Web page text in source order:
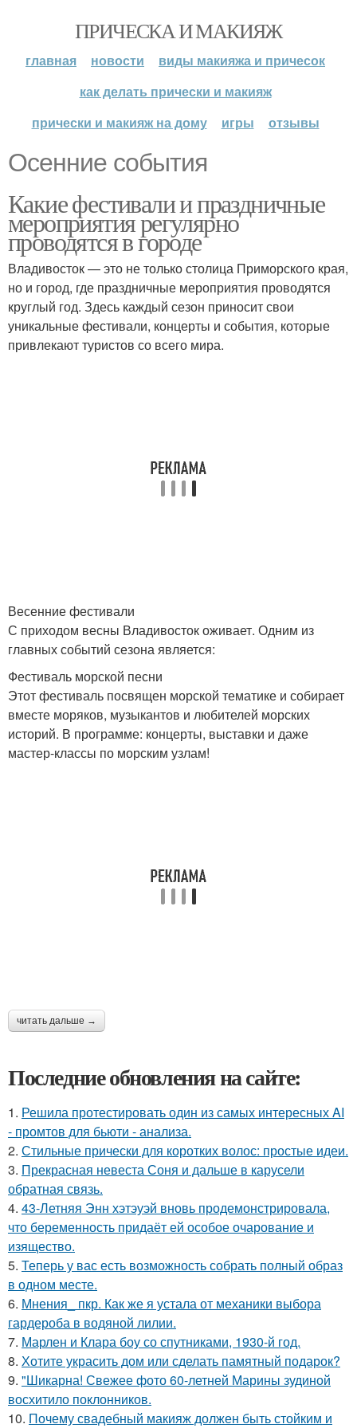
ПРИЧЕСКА И МАКИЯЖ
главная новости
виды макияжа и причесок
как делать прически и макияж
прически и макияж на дому
игры отзывы
Осенние события
Какие фестивали и праздничные
мероприятия регулярно
проводятся в городе
Владивосток — это не только столица Приморского края,
но и город, где праздничные мероприятия проводятся
круглый год. Здесь каждый сезон приносит свои
уникальные фестивали, концерты и события, которые
привлекают туристов со всего мира.
Весенние фестивали
С приходом весны Владивосток оживает. Одним из
главных событий сезона является:
Фестиваль морской песни
Этот фестиваль посвящен морской тематике и собирает
вместе моряков, музыкантов и любителей морских
историй. В программе: концерты, выставки и даже
мастер-классы по морским узлам!
читать дальше →
Последние обновления на сайте:
1. Решила протестировать один из самых интересных AI
- промтов для бьюти - анализа.
2. Стильные прически для коротких волос: простые идеи.
3. Прекрасная невеста Соня и дальше в карусели
обратная связь.
4. 43-Летняя Энн хэтэуэй вновь продемонстрировала,
что беременность придаёт ей особое очарование и
изящество.
5. Теперь у вас есть возможность собрать полный образ
в одном месте.
6. Мнения_ пкр. Как же я устала от механики выбора
гардероба в водяной лилии.
7. Марлен и Клара боу со спутниками, 1930-й год.
8. Хотите украсить дом или сделать памятный подарок?
9. "Шикарна! Свежее фото 60-летней Марины зудиной
восхитило поклонников.
10. Почему свадебный макияж должен быть стойким и